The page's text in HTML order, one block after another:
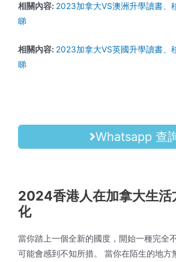
相關內容: 2023加拿大VS澳洲升學讀書、
睇
相關內容: 2023加拿大VS英國升學讀書、
睇
Whatsapp 查
2024香港人在加拿大生活
化
當你踏上一個全新的國度，開始一種完全
可能會感到不知所措。 當你在陌生的地方